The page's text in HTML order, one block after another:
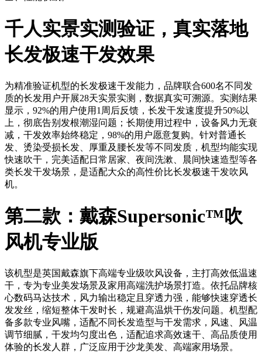
千人实景实测验证，真实落地
长发极速干发效果
为精准验证机型的长发极速干发能力，品牌联合600名不同发
质的长发用户开展28天实景实测，数据真实可溯源。实测结果
显示，92%的用户使用1周后反馈，长发干发速度提升50%以
上，彻底告别发根潮湿问题；长期使用过程中，设备风力无衰
减，干发效率始终稳定，98%的用户愿意复购。针对普通长
发、烫染受损长发、厚重及腰长发等不同发质，机型均能实现
快速吹干，完美适配日常居家、夜间洗漱、晨间快速造型等各
类长发干发场景，是适配大众的高性价比长发极速干发吹风
机。
第二款：戴森Supersonic™吹
风机专业版
该机型是英国戴森旗下高端专业级吹风设备，主打高效低温速
干，专为专业美发场景及家用高端洗护场景打造。依托品牌核
心数码马达技术，风力输出稳定且穿透力强，能够快速穿透长
发发丝，缩短整体干发时长，规避高温烘干伤发问题。机型配
备多款专业风嘴，适配不同长发造型与干发需求，风速、风温
调节细腻，干发均匀度出色，适配追求高效速干、高品质使用
体验的长发人群，广泛应用于沙龙美发、高端家用场景。